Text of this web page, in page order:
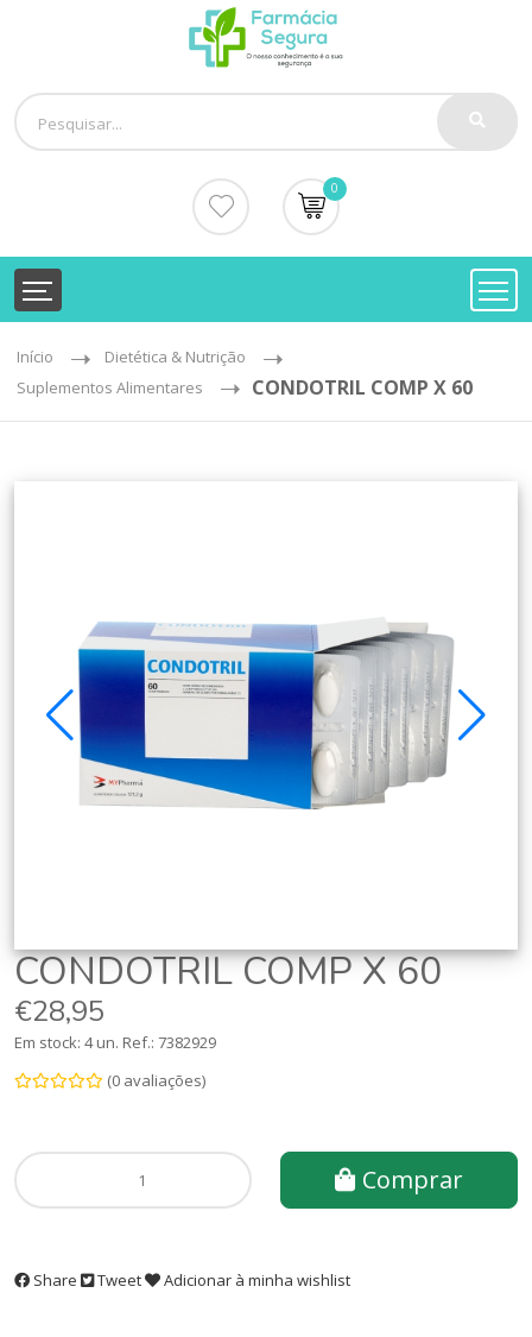
0
Início
Dietética & Nutrição
Suplementos Alimentares
CONDOTRIL COMP X 60
CONDOTRIL COMP X 60
€28,95
Em stock: 4 un. Ref.: 7382929
(0 avaliações)
Comprar
Share Tweet Adicionar à minha wishlist